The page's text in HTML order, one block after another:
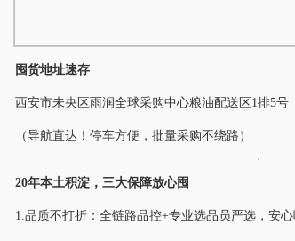
囤货地址速存
西安市未央区雨润全球采购中心粮油配送区1排5号
（导航直达！停车方便，批量采购不绕路）
20年本土积淀，三大保障放心囤
1.品质不打折：全链路品控+专业选品员严选，安心